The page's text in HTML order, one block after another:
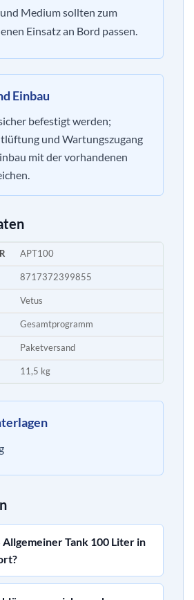
Medium sollten zum
Einsatz an Bord passen.
Einbau
befestigt werden;
und Wartungszugang
mit der vorhandenen
APT100
8717372399855
Vetus
Gesamtprogramm
Paketversand
11,5 kg
Allgemeiner Tank 100 Liter in